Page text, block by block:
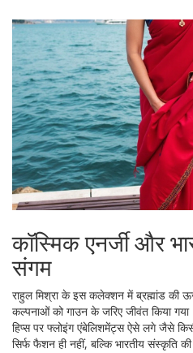
कॉस्मिक एनर्जी और
संगम
राहुल मिश्रा के इस कलेक्शन में ब्रह्मांड की
कल्पनाओं को गाउन के जरिए जीवंत किया
हिप्स पर फ्लोइंग एंबेलिशमेंट्स ऐसे लगे जैसे
सिर्फ फैशन ही नहीं, बल्कि भारतीय संस्कृति